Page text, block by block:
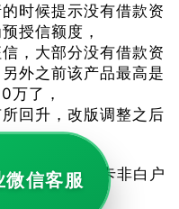
时候提示没有借款资
授信额度，
，大部分没有借款资
外之前该产品最高是
万了，
回升，改版调整之后
，持有信用卡非白户
微信客服